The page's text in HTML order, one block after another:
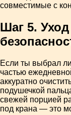
совместимые с
Шаг 5.
Если ты выбрал
частью
аккуратно
подушечкой
свежей порцией
под крана — это